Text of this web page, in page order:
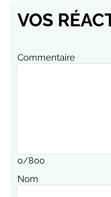
VOS
Commentaire
0/800
Nom